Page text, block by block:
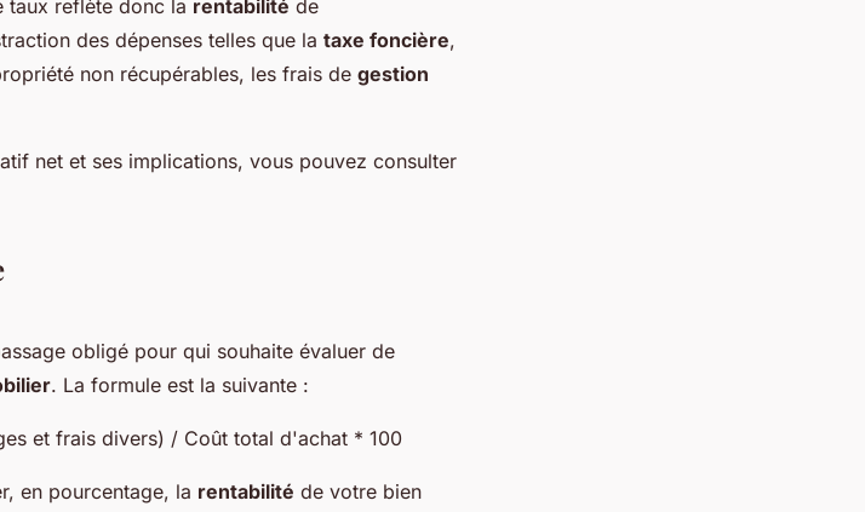
taux reflète donc la rentabilité de
des dépenses telles que la taxe foncière,
non récupérables, les frais de gestion
net et ses implications, vous pouvez consulter
obligé pour qui souhaite évaluer de
. La formule est la suivante :
et frais divers) / Coût total d'achat * 100
en pourcentage, la rentabilité de votre bien